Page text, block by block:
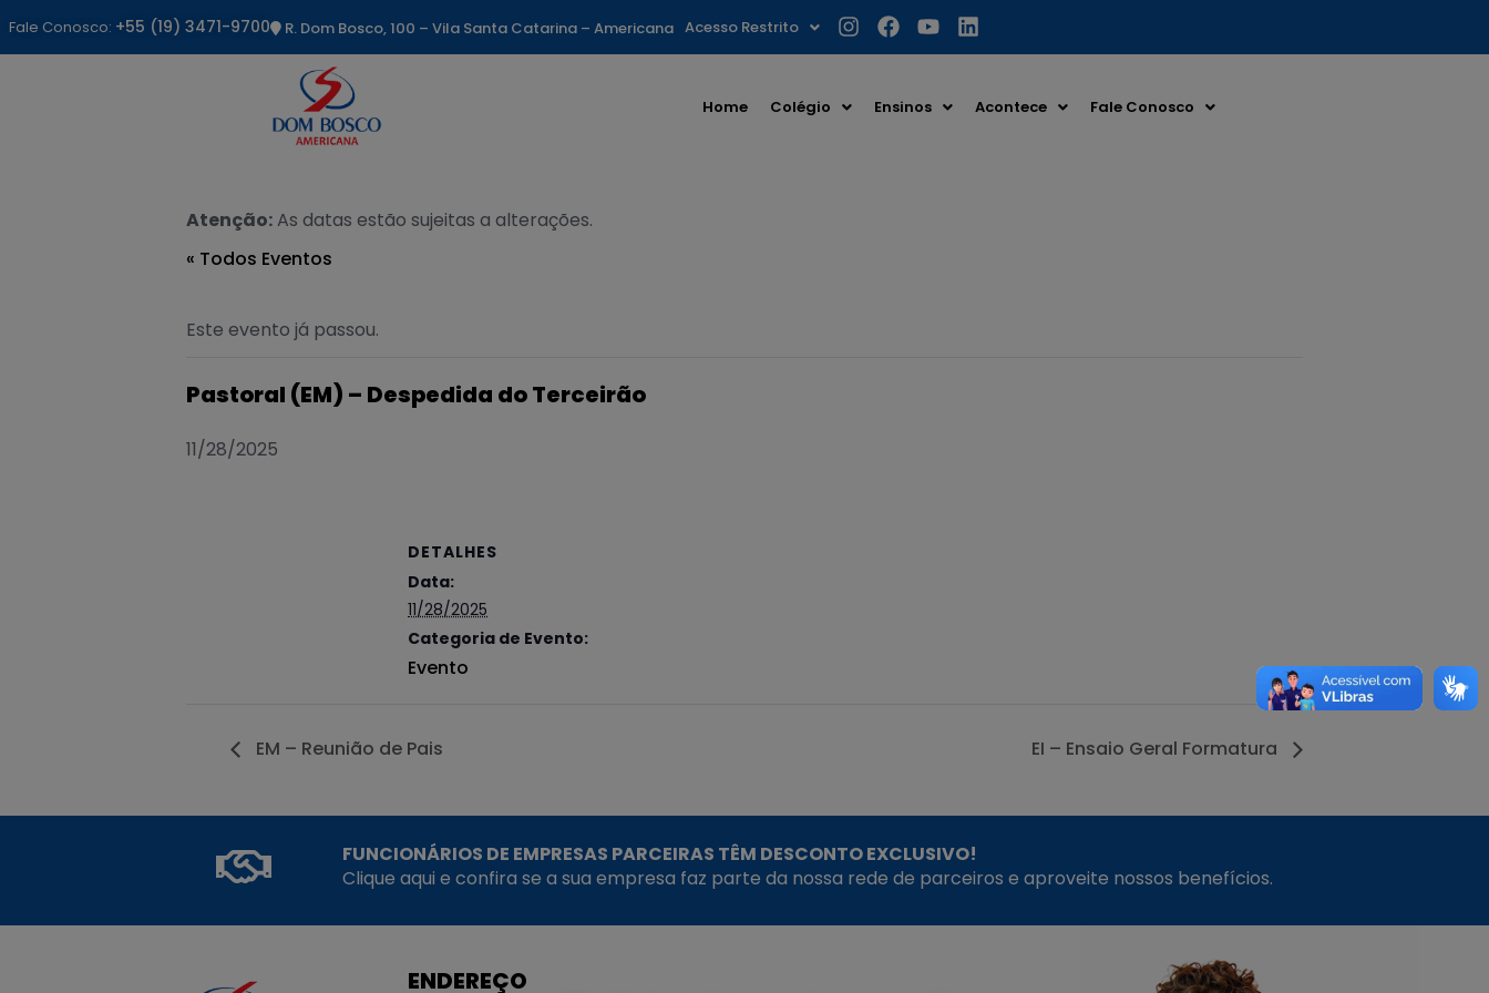
Fale Conosco: +55 (19) 3471-9700 R. Dom Bosco, 100 – Vila Santa Catarina – Americana Acesso Restrito
Home Colégio Ensinos Acontece Fale Conosco
Atenção:As datas estão sujeitas a alterações.
« Todos Eventos
Este evento já passou.
Pastoral (EM) – Despedida do Terceirão
11/28/2025
DETALHES
Data:
11/28/2025
Categoria de Evento:
Evento
EM – Reunião de Pais EI – Ensaio Geral Formatura
FUNCIONÁRIOS DE EMPRESAS PARCEIRAS TÊM DESCONTO EXCLUSIVO!
Clique aqui e confira se a sua empresa faz parte da nossa rede de parceiros e aproveite nossos benefícios.
ENDEREÇO